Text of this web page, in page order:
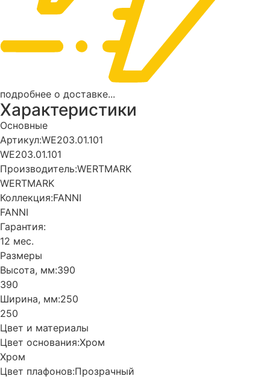
подробнее о доставке...
Характеристики
Основные
Артикул:WE203.01.101
WE203.01.101
Производитель:WERTMARK
WERTMARK
Коллекция:FANNI
FANNI
Гарантия:
12 мес.
Размеры
Высота, мм:390
390
Ширина, мм:250
250
Цвет и материалы
Цвет основания:Хром
Хром
Цвет плафонов:Прозрачный